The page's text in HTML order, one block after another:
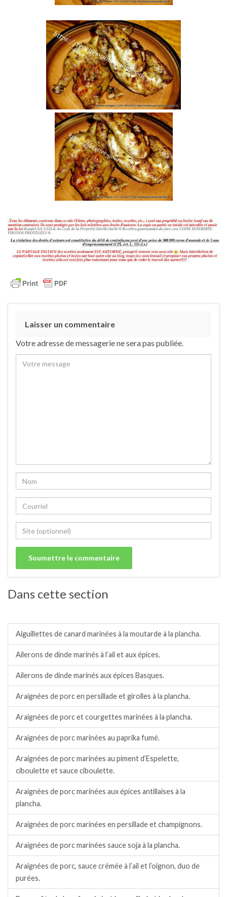
Laisser un commentaire
Votre adresse de messagerie ne sera pas publiée.
Dans cette section
Aiguillettes de canard marinées à la moutarde à la plancha.
Ailerons de dinde marinés à l’ail et aux épices.
Ailerons de dinde marinés aux épices Basques.
Araignées de porc en persillade et girolles à la plancha.
Araignées de porc et courgettes marinées à la plancha.
Araignées de porc marinées au paprika fumé.
Araignées de porc marinées au piment d’Espelette,
ciboulette et sauce ciboulette.
Araignées de porc marinées aux épices antillaises à la
plancha.
Araignées de porc marinées en persillade et champignons.
Araignées de porc marinées sauce soja à la plancha.
Araignées de porc, sauce crémée à l’ail et l’oignon, duo de
purées.